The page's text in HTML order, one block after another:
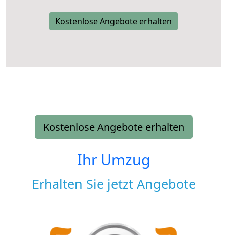
Kostenlose Angebote erhalten
Kostenlose Angebote erhalten
Ihr Umzug
Erhalten Sie jetzt Angebote